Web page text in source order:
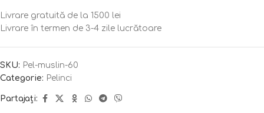
Livrare gratuită de la 1500 lei
Livrare în termen de 3-4 zile lucrătoare
SKU: Pel-muslin-60
Categorie: Pelinci
Partajați: